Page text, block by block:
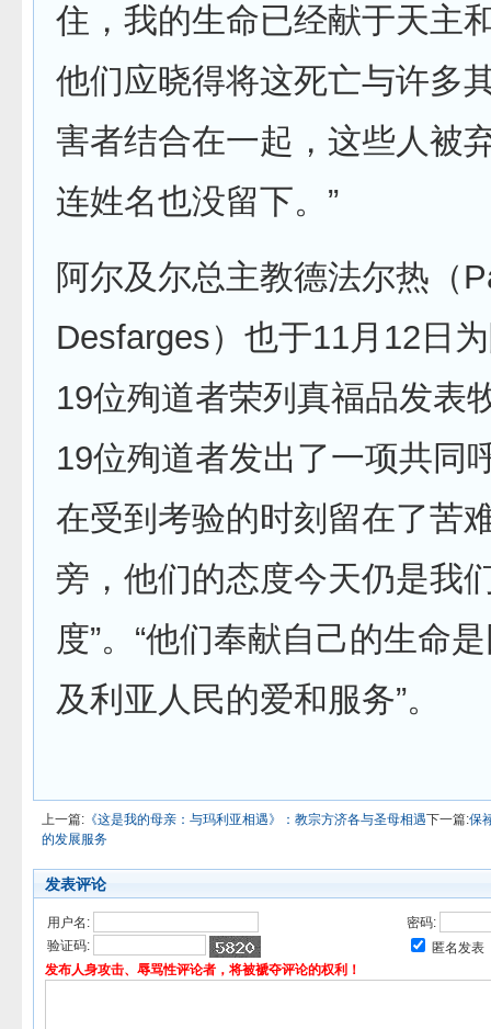
住，我的生命已经献于天主
他们应晓得将这死亡与许多
害者结合在一起，这些人被
连姓名也没留下。”
阿尔及尔总主教德法尔热（
Desfarges）也于11月12日
19位殉道者荣列真福品发表
19位殉道者发出了一项共同
在受到考验的时刻留在了苦
旁，他们的态度今天仍是我
度”。“他们奉献自己的生命
及利亚人民的爱和服务”。
上一篇: 《这是我的母亲：与玛利亚相遇》：教宗方济各与圣母相遇下一篇:保
的发展服务
发表评论
用户名:
密码:
验证码:
匿名发表
发布人身攻击、辱骂性评论者，将被褫夺评论的权利！